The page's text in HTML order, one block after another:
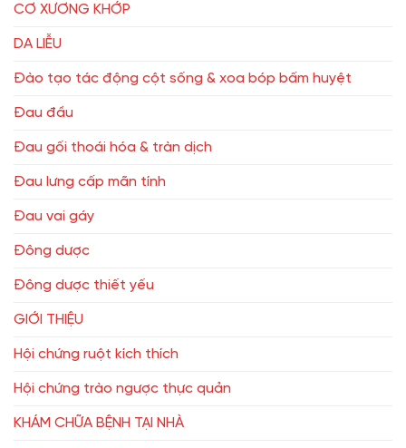
CƠ XƯƠNG KHỚP
DA LIỄU
Đào tạo tác động cột sống & xoa bóp bấm huyệt
Đau đầu
Đau gối thoái hóa & tràn dịch
Đau lưng cấp mãn tính
Đau vai gáy
Đông dược
Đông dược thiết yếu
GIỚI THIỆU
Hội chứng ruột kích thích
Hội chứng trào ngược thực quản
KHÁM CHỮA BỆNH TẠI NHÀ